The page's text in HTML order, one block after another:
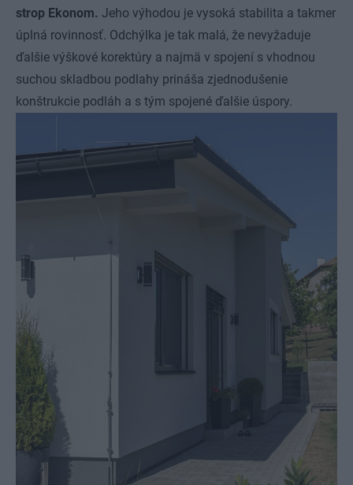
strop Ekonom. Jeho výhodou je vysoká stabilita a takmer
úplná rovinnosť. Odchýlka je tak malá, že nevyžaduje
ďalšie výškové korektúry a najmä v spojení s vhodnou
suchou skladbou podlahy prináša zjednodušenie
konštrukcie podláh a s tým spojené ďalšie úspory.